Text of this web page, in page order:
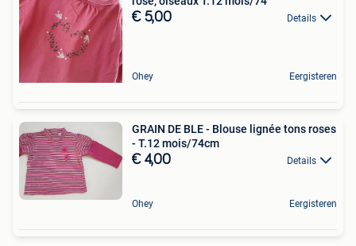
€ 5,00 Details
Ohey Eergisteren
GRAIN DE BLE - Blouse lignée tons roses
- T.12 mois/74cm
€ 4,00 Details
Ohey Eergisteren